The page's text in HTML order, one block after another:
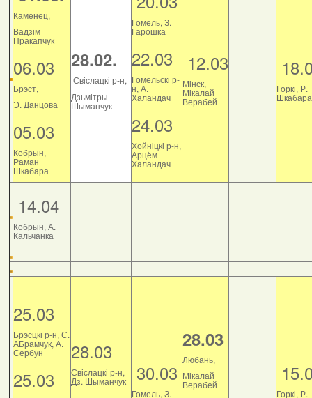
Каменец,
Вадзім
Пракапчук
06.03
Брэст,
Э. Данцова
05.03
Кобрын,
Раман
Шкабара
28.02.
Свіслацкі р-н,
Дзьмітры
Шыманчук
Гомель, З.
Гарошка
22.03
Гомельскі р-
н, А.
Халандач
24.03
Хойніцкі р-н,
Арцём
Халандач
12.03
Мінск,
Мікалай
Верабей
Горкі, Р.
Шкабара
14.04
Кобрын, А.
Кальчанка
25.03
Брэсцкі р-н, С.
АБрамчук, А.
Сербун
25.03
28.03
Свіслацкі р-н,
Дз. Шыманчук 30.03
Гомель, З.
28.03
Любань,
Мікалай
Верабей
Горкі, Р.